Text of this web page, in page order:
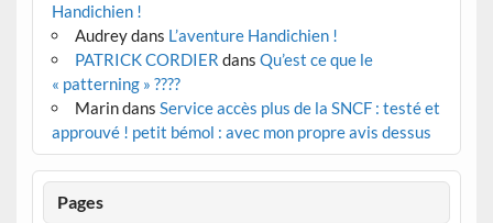
Handichien !
Audreydans L’aventure Handichien !
PATRICK CORDIER dans Qu’est ce que le
« patterning » ????
Marindans Service accès plus de la SNCF : testé et
approuvé ! petit bémol : avec mon propre avis dessus
Pages